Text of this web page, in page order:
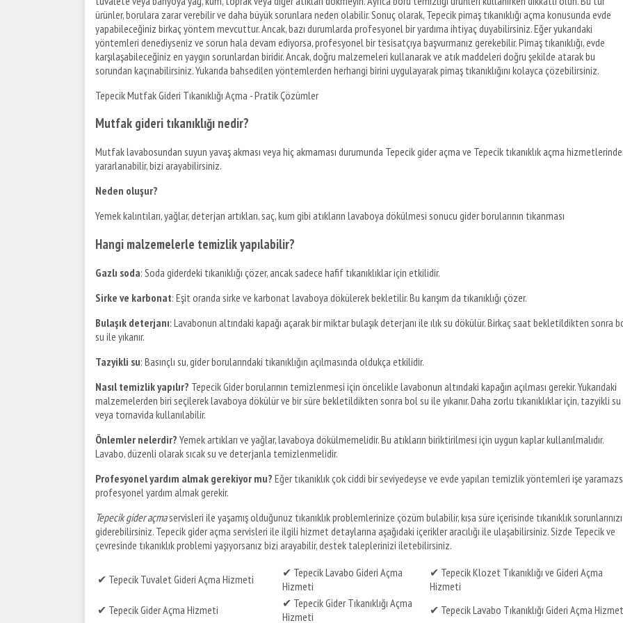
ürünler, borulara zarar verebilir ve daha büyük sorunlara neden olabilir. Sonuç olarak, Tepecik pimaş tıkanıklığı açma konusunda evde
yapabileceğiniz birkaç yöntem mevcuttur. Ancak, bazı durumlarda profesyonel bir yardıma ihtiyaç duyabilirsiniz. Eğer yukarıdaki
yöntemleri denediyseniz ve sorun hala devam ediyorsa, profesyonel bir tesisatçıya başvurmanız gerekebilir. Pimaş tıkanıklığı, evde
karşılaşabileceğiniz en yaygın sorunlardan biridir. Ancak, doğru malzemeleri kullanarak ve atık maddeleri doğru şekilde atarak bu
sorundan kaçınabilirsiniz. Yukarıda bahsedilen yöntemlerden herhangi birini uygulayarak pimaş tıkanıklığını kolayca çözebilirsiniz.
Tepecik Mutfak Gideri Tıkanıklığı Açma - Pratik Çözümler
Mutfak gideri tıkanıklığı nedir?
Mutfak lavabosundan suyun yavaş akması veya hiç akmaması durumunda Tepecik gider açma ve Tepecik tıkanıklık açma
yararlanabilir, bizi arayabilirsiniz.
Neden oluşur?
Yemek kalıntıları, yağlar, deterjan artıkları, saç, kum gibi atıkların lavaboya dökülmesi sonucu gider borularının tıkanması
Hangi malzemelerle temizlik yapılabilir?
Gazlı soda: Soda giderdeki tıkanıklığı çözer, ancak sadece hafif tıkanıklıklar için etkilidir.
Sirke ve karbonat: Eşit oranda sirke ve karbonat lavaboya dökülerek bekletilir. Bu karışım da tıkanıklığı çözer.
Bulaşık deterjanı: Lavabonun altındaki kapağı açarak bir miktar bulaşık deterjanı ile ılık su dökülür. Birkaç saat bekletildikten sonra
su ile yıkanır.
Tazyikli su: Basınçlı su, gider borularındaki tıkanıklığın açılmasında oldukça etkilidir.
Nasıl temizlik yapılır? Tepecik Gider borularının temizlenmesi için öncelikle lavabonun altındaki kapağın açılması gerekir. Yukarıdaki
malzemelerden biri seçilerek lavaboya dökülür ve bir süre bekletildikten sonra bol su ile yıkanır. Daha zorlu tıkanıklıklar için, tazyikli su
veya tornavida kullanılabilir.
Önlemler nelerdir? Yemek artıkları ve yağlar, lavaboya dökülmemelidir. Bu atıkların biriktirilmesi için uygun kaplar kullanılmalıdır.
Lavabo, düzenli olarak sıcak su ve deterjanla temizlenmelidir.
Profesyonel yardım almak gerekiyor mu? Eğer tıkanıklık çok ciddi bir seviyedeyse ve evde yapılan temizlik yöntemleri işe
profesyonel yardım almak gerekir.
Tepecik gider açmaservisleri ile yaşamış olduğunuz tıkanıklık problemlerinize çözüm bulabilir, kısa süre içerisinde tıkanıklık sorunlarınızı
giderebilirsiniz. Tepecik gider açma servisleri ile ilgili hizmet detaylarına aşağıdaki içerikler aracılığı ile ulaşabilirsiniz. Sizde Tepecik ve
çevresinde tıkanıklık problemi yaşıyorsanız bizi arayabilir, destek taleplerinizi iletebilirsiniz.
✔ Tepecik Tuvalet Gideri Açma Hizmeti
✔ Tepecik Lavabo Gideri Açma
Hizmeti
✔ Tepecik Klozet Tıkanıklığı ve Gideri Açma
Hizmeti
✔ Tepecik Gider Açma Hizmeti
✔ Tepecik Gider Tıkanıklığı Açma
Hizmeti
✔ Tepecik Lavabo Tıkanıklığı Gideri Açma